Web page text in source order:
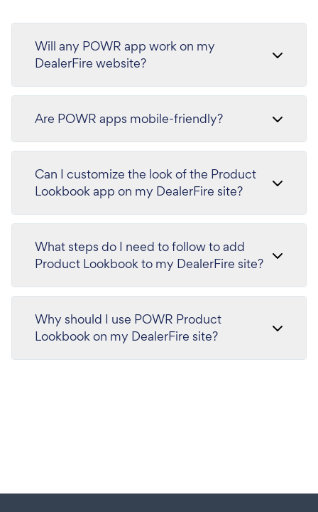
Will any POWR app work on my
DealerFire website?
Are POWR apps mobile-friendly?
Can I customize the look of the Product
Lookbook app on my DealerFire site?
What steps do I need to follow to add
Product Lookbook to my DealerFire site?
Why should I use POWR Product
Lookbook on my DealerFire site?